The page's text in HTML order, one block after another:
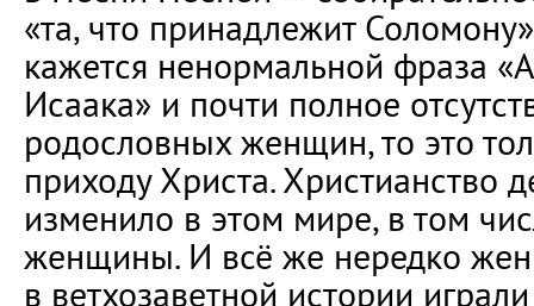
«та, что принадлежит
кажется ненормальной фраза
Исаака» и почти полное
родословных женщин, то это
приходу Христа. Христианство
изменило в этом мире, в том
женщины. И всё же нередко
в ветхозаветной истории